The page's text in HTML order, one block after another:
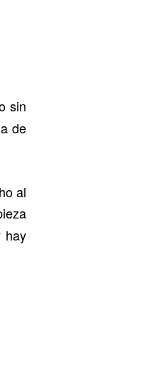
sin
de
al
hay